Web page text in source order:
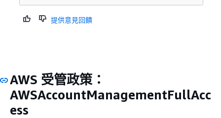
提供意見回饋
AWS 受管政策：
AWSAccountManagementFullAcc
ess